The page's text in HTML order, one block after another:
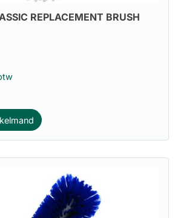
REPLACEMENT BRUSH